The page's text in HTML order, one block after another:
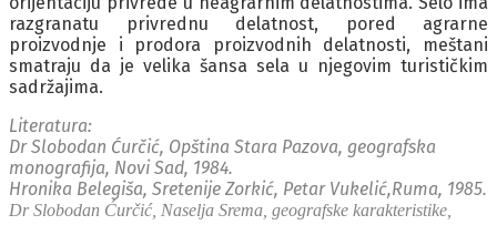
razgranatu privrednu delatnost, pored agrarne
proizvodnje i prodora proizvodnih delatnosti, meštani
smatraju da je velika šansa sela u njegovim turističkim
sadržajima.
Literatura:
Dr Slobodan Ćurčić, Opština Stara Pazova, geografska
monografija, Novi Sad, 1984.
Hronika Belegiša, Sretenije Zorkić, Petar Vukelić,Ruma, 1985.
Dr Slobodan Ćurčić, Naselja Srema, geografske karakteristike,